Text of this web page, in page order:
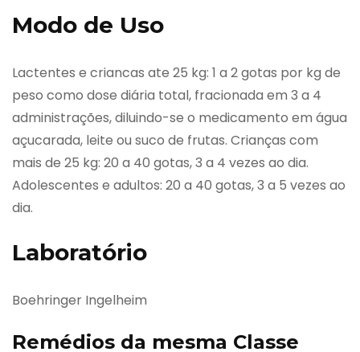
Modo de Uso
Lactentes e criancas ate 25 kg: 1 a 2 gotas por kg de
peso como dose diária total, fracionada em 3 a 4
administrações, diluindo-se o medicamento em água
açucarada, leite ou suco de frutas. Crianças com
mais de 25 kg: 20 a 40 gotas, 3 a 4 vezes ao dia.
Adolescentes e adultos: 20 a 40 gotas, 3 a 5 vezes ao
dia.
Laboratório
Boehringer Ingelheim
Remédios da mesma Classe